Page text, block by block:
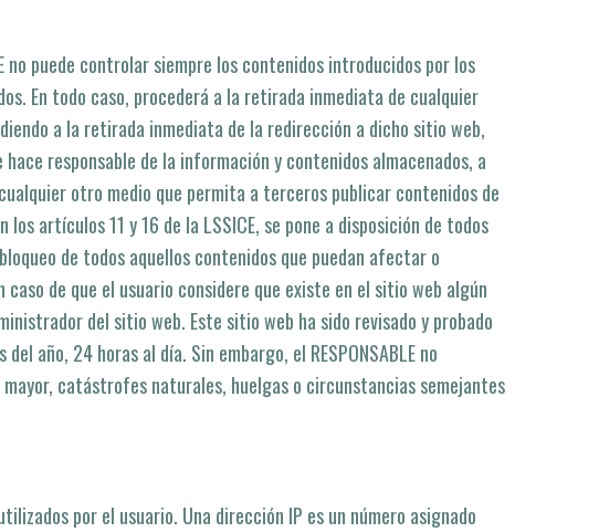
no puede controlar siempre los contenidos introducidos por los
En todo caso, procederá a la retirada inmediata de cualquier
a la retirada inmediata de la redirección a dicho sitio web,
responsable de la información y contenidos almacenados, a
otro medio que permita a terceros publicar contenidos de
artí­culos 11 y 16 de la LSSICE, se pone a disposición de todos
de todos aquellos contenidos que puedan afectar o
de que el usuario considere que existe en el sitio web algún
del sitio web. Este sitio web ha sido revisado y probado
año, 24 horas al dí­a. Sin embargo, el RESPONSABLE no
catástrofes naturales, huelgas o circunstancias semejantes
por el usuario. Una dirección IP es un número asignado